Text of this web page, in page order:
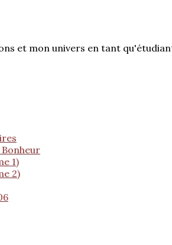
et mon univers en tant
Bonheur
1)
2)